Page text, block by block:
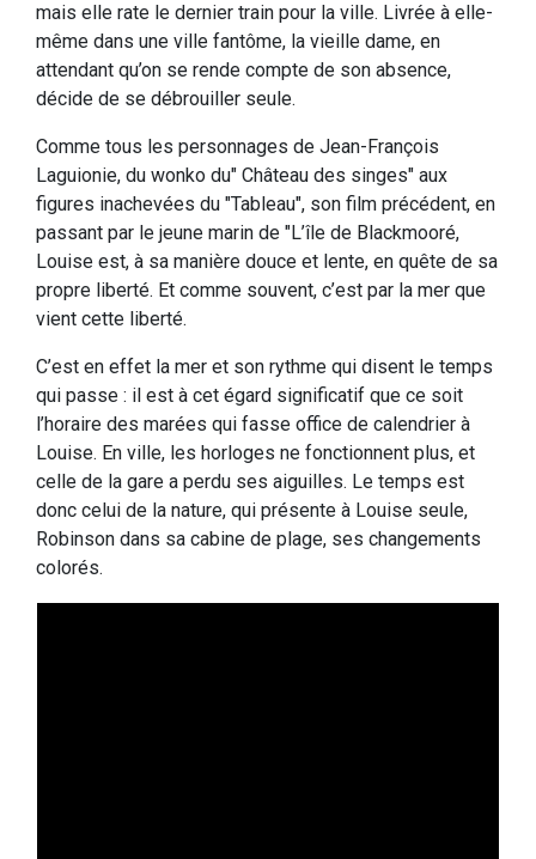
mais elle rate le dernier train pour la ville. Livrée à elle-
même dans une ville fantôme, la vieille dame, en
attendant qu’on se rende compte de son absence,
décide de se débrouiller seule.
Comme tous les personnages de Jean-François
Laguionie, du wonko du" Château des singes" aux
figures inachevées du "Tableau", son film précédent, en
passant par le jeune marin de "L’île de Blackmooré,
Louise est, à sa manière douce et lente, en quête de sa
propre liberté. Et comme souvent, c’est par la mer que
vient cette liberté.
C’est en effet la mer et son rythme qui disent le temps
qui passe : il est à cet égard significatif que ce soit
l’horaire des marées qui fasse office de calendrier à
Louise. En ville, les horloges ne fonctionnent plus, et
celle de la gare a perdu ses aiguilles. Le temps est
donc celui de la nature, qui présente à Louise seule,
Robinson dans sa cabine de plage, ses changements
colorés.